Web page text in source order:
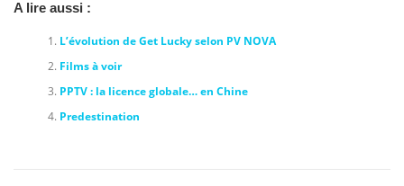
A lire aussi :
L’évolution de Get Lucky selon PV NOVA
Films à voir
PPTV : la licence globale… en Chine
Predestination